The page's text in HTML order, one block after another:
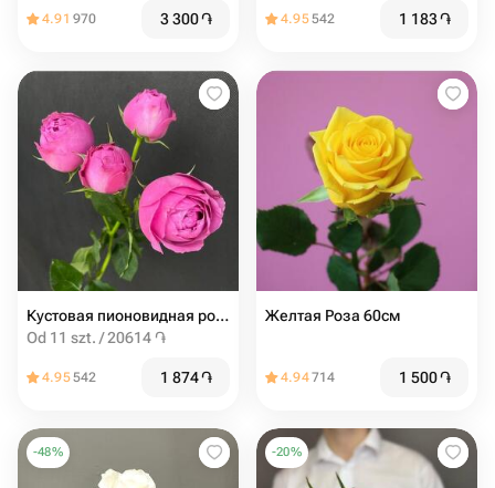
4.91 970 3 300֏ 4.95542 1 183֏
Кустовая пионовидная роза мисти баблс 60см
Od 11 szt. / 20614 ֏
4.95542 1 874֏
Желтая Роза 60см
4.94714 1 500֏
-48% -20%